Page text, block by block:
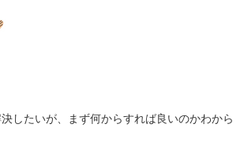
したいが、まず何からすれば良いのかわから